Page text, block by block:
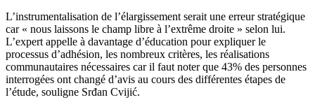
L’instrumentalisation de l’élargissement serait une erreur stratégique
car « nous laissons le champ libre à l’extrême droite » selon lui.
L’expert appelle à davantage d’éducation pour expliquer le
processus d’adhésion, les nombreux critères, les réalisations
communautaires nécessaires car il faut noter que 43% des personnes
interrogées ont changé d’avis au cours des différentes étapes de
l’étude, souligne Srđan Cvijić.